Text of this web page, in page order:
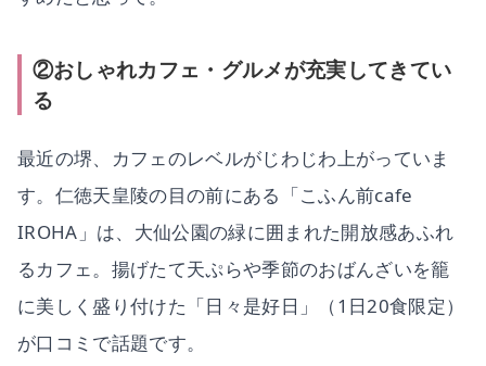
②おしゃれカフェ・グルメが充実してきてい
る
最近の堺、カフェのレベルがじわじわ上がっていま
す。仁徳天皇陵の目の前にある「こふん前cafe
IROHA」は、大仙公園の緑に囲まれた開放感あふれ
るカフェ。揚げたて天ぷらや季節のおばんざいを籠
に美しく盛り付けた「日々是好日」（1日20食限定）
が口コミで話題です。